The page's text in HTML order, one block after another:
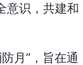
意识，共建和